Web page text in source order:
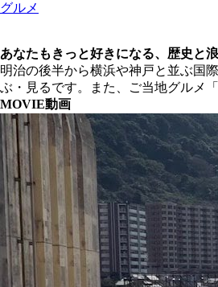
グルメ
あなたもきっと好きになる、歴史と
明治の後半から横浜や神戸と並ぶ国
ぶ・見るです。また、ご当地グルメ
MOVIE動画